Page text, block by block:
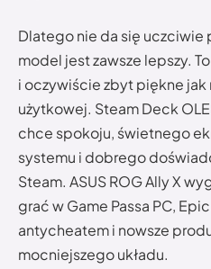
Dlatego nie da się uczciwie
model jest zawsze lepszy.
i oczywiście zbyt piękne
użytkowej. Steam Deck
chce spokoju, świetnego
systemu i dobrego
Steam. ASUS ROG Ally X
grać w Game Passa PC,
antycheatem i nowsze
mocniejszego układu.